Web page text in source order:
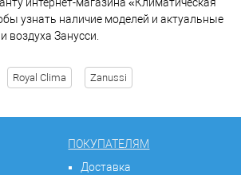
Royal Clima Zanussi
интернет-магазина «Климатическая
узнать наличие моделей и актуальные
воздуха Занусси.
ПОКУПАТЕЛЯМ
Доставка